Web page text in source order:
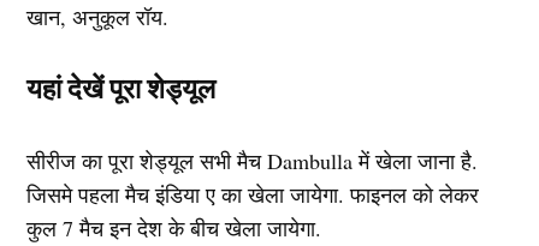
खान, अनुकूल रॉय.
यहां देखें पूरा शेड्यूल
सीरीज का पूरा शेड्यूल सभी मैच Dambulla में खेला जाना है.
जिसमे पहला मैच इंडिया ए का खेला जायेगा. फाइनल को लेकर
कुल 7 मैच इन देश के बीच खेला जायेगा.